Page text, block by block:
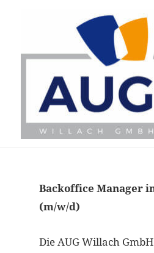
Backoffice Manager
(m/w/d)
Die AUG Willach